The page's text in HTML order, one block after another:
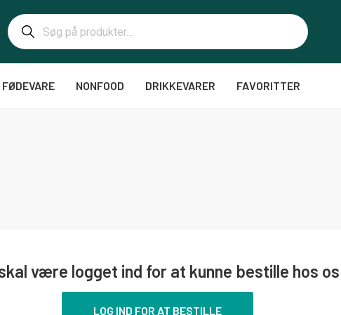
FØDEVARE NONFOOD DRIKKEVARER FAVORITTER
være logget ind for at kunne bestille hos os
LOG IND FOR AT BESTILLE